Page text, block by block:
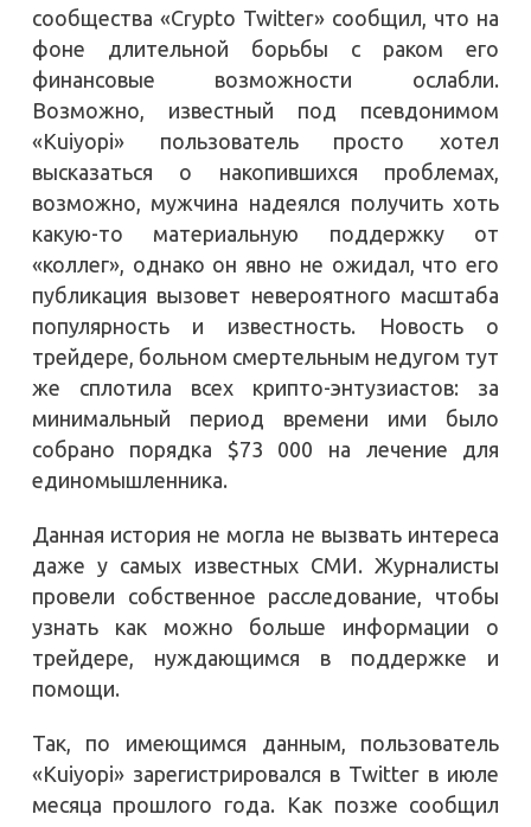
сообщества «Crypto Twitter» сообщил, что на
фоне длительной борьбы с раком его
финансовые возможности ослабли.
Возможно, известный под псевдонимом
«Kuiyopi» пользователь просто хотел
высказаться о накопившихся проблемах,
возможно, мужчина надеялся получить хоть
какую-то материальную поддержку от
«коллег», однако он явно не ожидал, что его
публикация вызовет невероятного масштаба
популярность и известность. Новость о
трейдере, больном смертельным недугом тут
же сплотила всех крипто-энтузиастов: за
минимальный период времени ими было
собрано порядка $73 000 на лечение для
единомышленника.
Данная история не могла не вызвать интереса
даже у самых известных СМИ. Журналисты
провели собственное расследование, чтобы
узнать как можно больше информации о
трейдере, нуждающимся в поддержке и
помощи.
Так, по имеющимся данным, пользователь
«Kuiyopi» зарегистрировался в Twitter в июле
месяца прошлого года. Как позже сообщил